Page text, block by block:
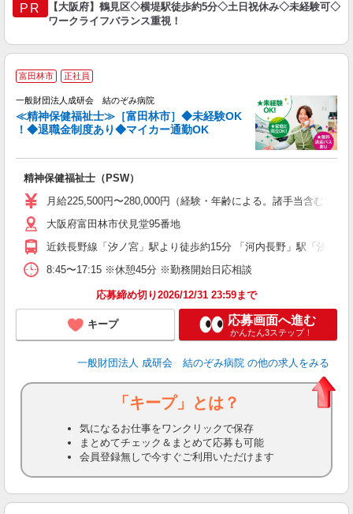
PR
【大阪府】鶴見区◇横堤駅徒歩約5分◇土日祝休み◇未経験可◇
ワークライフバランス重視！
富田林市 正社員
一般財団法人成研会 結のぞみ病院
≪精神保健福祉士≫［富田林市］◆未経験OK
！◆退職金制度あり◆マイカー通勤OK
精神保健福祉士（PSW）
月給225,500円〜280,000円（経験・年齢による。諸手当含む
大阪府富田林市伏見堂95番地
近鉄長野線「汐ノ宮」駅より徒歩約15分 「河内長野」駅「汐ノ
8:45〜17:15 ※休憩45分 ※勤務開始日応相談
応募締め切り2026/12/31 23:59まで
キープ 応募画面へ進む
かんたん3ステップ！
一般財団法人 成研会 結のぞみ病院 の他の求人をみる
「キープ」とは？
気になるお仕事をワンクリックで保存
まとめてチェック＆まとめて応募も可能
会員登録無しで今すぐご利用いただけます